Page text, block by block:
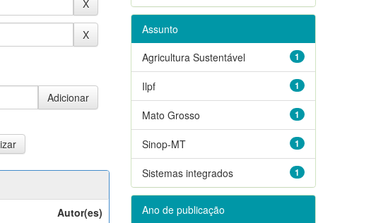
Autor(es)
Assunto
1
Agricultura Sustentável
1
Ilpf
1
Mato Grosso
1
Sinop-MT
1
Sistemas integrados
Ano de publicação